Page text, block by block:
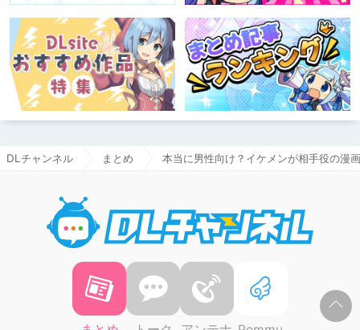
DLチャンネル まとめ 本当に男性向け？イケメンが相手役の